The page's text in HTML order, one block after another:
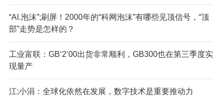
“AI.泡沫”;刷屏！2000年的“科网泡沫”有哪些见顶信号，“顶
部”走势是怎样的？
工业富联：GB‘2’00出货非常顺利，GB300也在第三季度实
现量产
江;小涓：全球化依然在发展，数字技术是重要推动力